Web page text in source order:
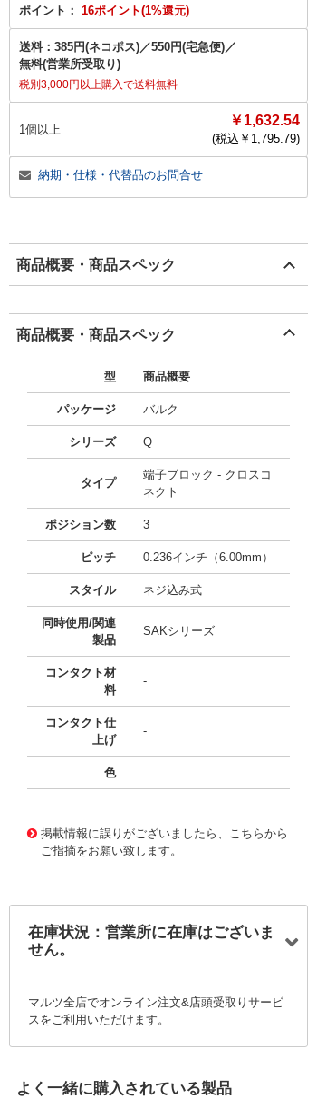
ポイント： 16ポイント(1%還元)
送料： 385円(ネコポス)／550円(宅急便)／
無料(営業所受取り)
税別3,000円以上購入で送料無料
1個以上
￥1,632.54
(税込￥ 1,795.79)
納期・仕様・代替品のお問合せ
商品概要・商品スペック
商品概要・商品スペック
型 商品概要
パッケージ バルク
シリーズ Q
タイプ
端子ブロック - クロスコ
ネクト
ポジション数 3
ピッチ 0.236インチ（6.00mm）
スタイル ネジ込み式
同時使用/関連
製品
SAKシリーズ
コンタクト材
料
-
コンタクト仕
上げ
-
色
掲載情報に誤りがございましたら、こちらから
ご指摘をお願い致します。
在庫状況：営業所に在庫はございま
せん。
マルツ全店でオンライン注文&店頭受取りサービ
スをご利用いただけます。
よく一緒に購入されている製品